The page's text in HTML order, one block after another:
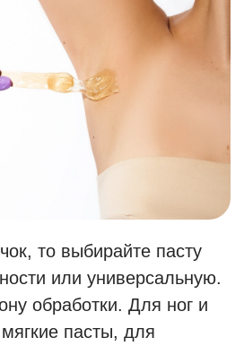
то выбирайте пасту
или универсальную.
обработки. Для ног и
пасты, для